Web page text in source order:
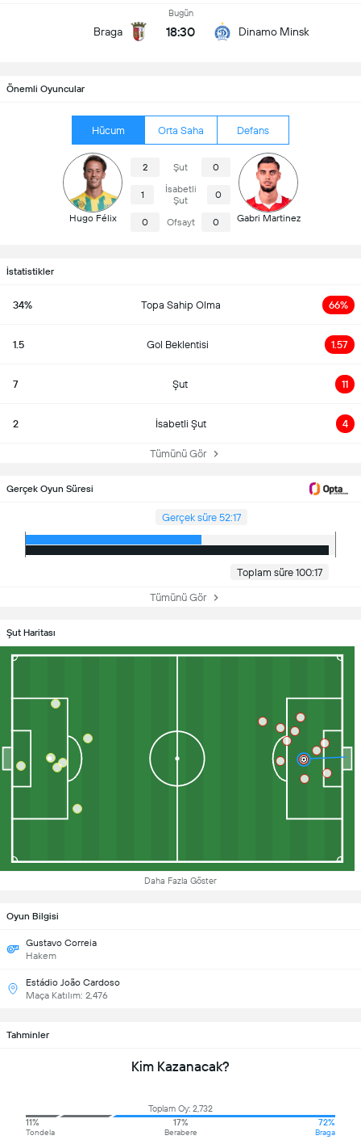
Braga
Bugün
18:30 Dinamo Minsk
Önemli Oyuncular
Hücum Orta Saha Defans
Hugo Félix
2 Şut 0
1
İsabetli
Şut
0
0 Ofsayt 0 Gabri Martinez
İstatistikler
34% Topa Sahip Olma 66%
1.5 Gol Beklentisi 1.57
7 Şut 11
2 İsabetli Şut 4
Tümünü Gör
Gerçek Oyun Süresi
Gerçek süre 52:17
Toplam süre 100:17
Tümünü Gör
Şut Haritası
Daha Fazla Göster
Oyun Bilgisi
Gustavo Correia
Hakem
Estádio João Cardoso
Maça Katılım: 2,476
Tahminler
Kim Kazanacak?
Toplam Oy: 2,732
11%
Tondela
17%
Berabere
72%
Braga